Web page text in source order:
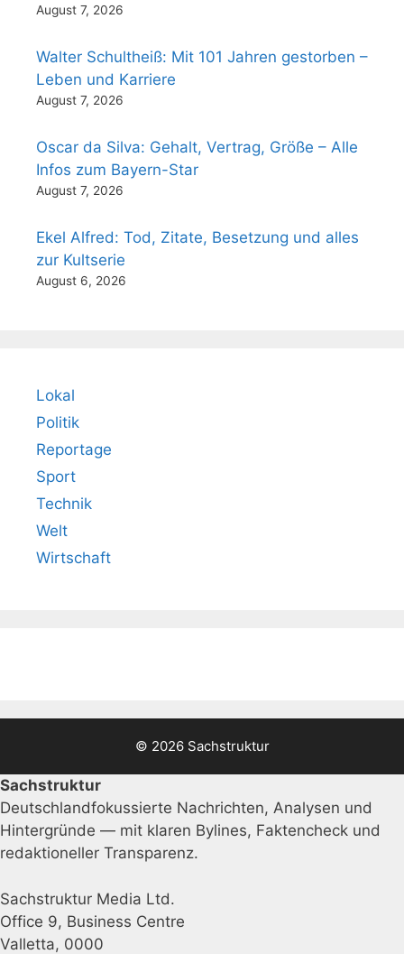
August 7, 2026
Walter Schultheiß: Mit 101 Jahren gestorben –
Leben und Karriere
August 7, 2026
Oscar da Silva: Gehalt, Vertrag, Größe – Alle
Infos zum Bayern-Star
August 7, 2026
Ekel Alfred: Tod, Zitate, Besetzung und alles
zur Kultserie
August 6, 2026
Lokal
Politik
Reportage
Sport
Technik
Welt
Wirtschaft
© 2026 Sachstruktur
Sachstruktur
Deutschlandfokussierte Nachrichten, Analysen und
Hintergründe — mit klaren Bylines, Faktencheck und
redaktioneller Transparenz.
Sachstruktur Media Ltd.
Office 9, Business Centre
Valletta, 0000